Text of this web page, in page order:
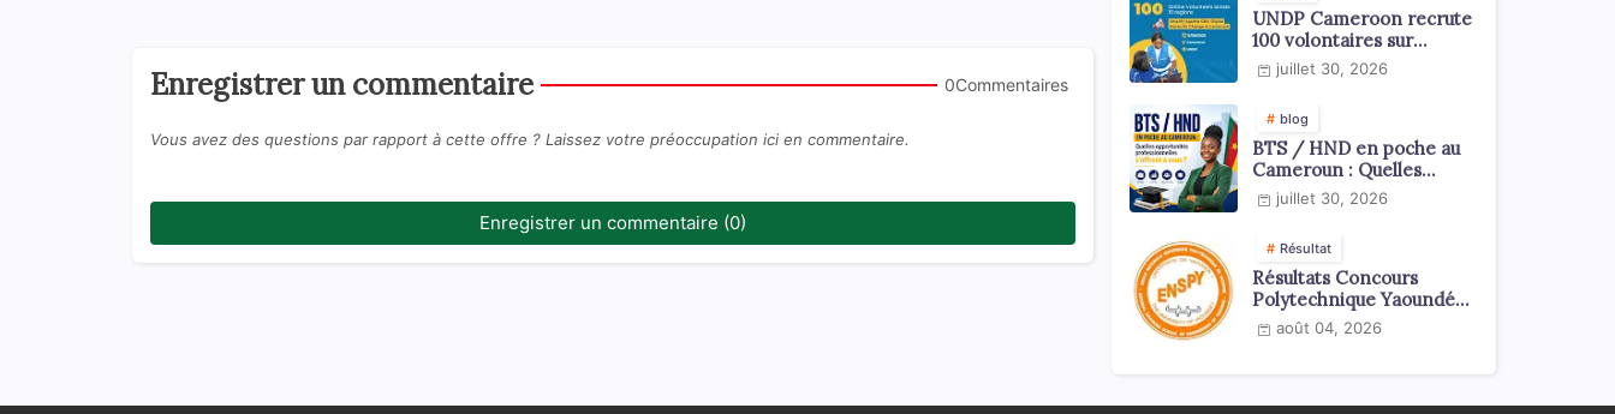
Enregistrer un commentaire 0Commentaires
Vous avez des questions par rapport à cette offre ? Laissez votre préoccupation ici en commentaire.
Enregistrer un commentaire (0)
UNDP Cameroon recrute
100 volontaires sur
l'échelle du territoire
national
juillet 30, 2026
blog
BTS / HND en poche au
Cameroun : Quelles
opportunités
professionnelles s'offrent
juillet 30, 2026
Résultat
Résultats Concours
Polytechnique Yaoundé
ENSPY 2026 - Tous les
cycles
août 04, 2026